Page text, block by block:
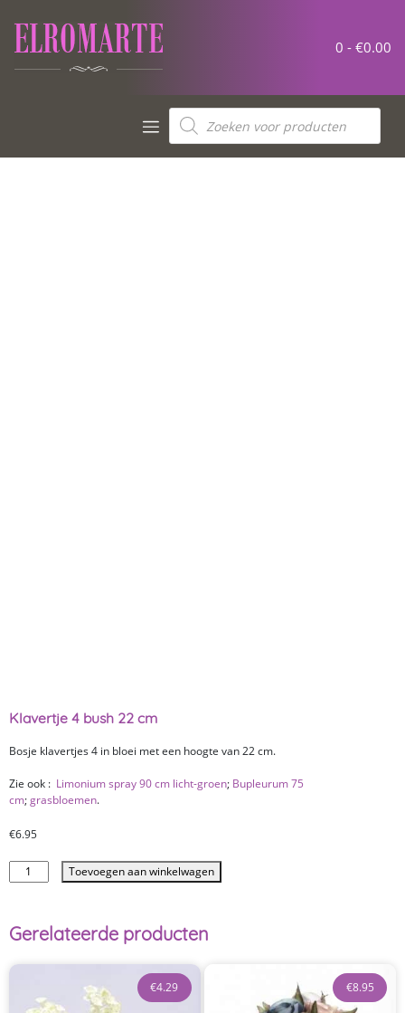
0 - €0.00
Klavertje 4 bush 22 cm
Bosje klavertjes 4 in bloei met een hoogte van 22 cm.
Zie ook : Limonium spray 90 cm licht-groen; Bupleurum 75
cm;grasbloemen.
€6.95
Toevoegen aan winkelwagen
Gerelateerde producten
€4.29 €8.95